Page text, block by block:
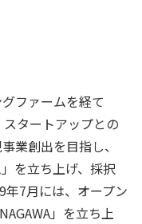
ファームを経て
タートアップとの
業創出を目指し、
を立ち上げ、採択
7月には、オープン
」を立ち上